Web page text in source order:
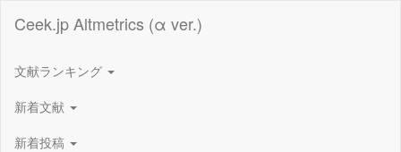
Ceek.jp Altmetrics (α ver.)
文献ランキング
新着文献
新着投稿